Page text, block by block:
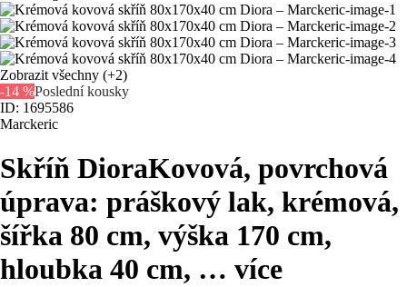
Zobrazit všechny (+2)
-14 %Poslední kousky
ID: 1695586
Marckeric
Skříň DioraKovová, povrchová
úprava: práškový lak, krémová,
šířka 80 cm, výška 170 cm,
hloubka 40 cm, … více